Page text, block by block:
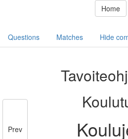
Home
Questions Matches Hide
Prev